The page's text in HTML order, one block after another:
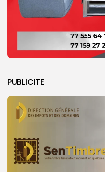
PUBLICITE